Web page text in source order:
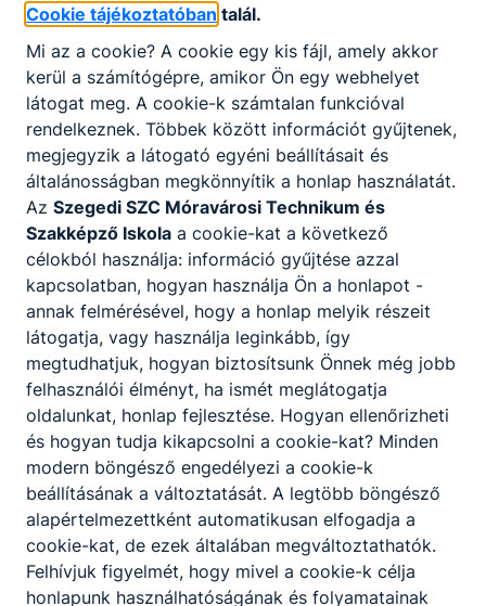
Cookie tájékoztatóban talál.
Mi az a cookie? A cookie egy kis fájl, amely akkor
kerül a számítógépre, amikor Ön egy webhelyet
látogat meg. A cookie-k számtalan funkcióval
rendelkeznek. Többek között információt gyűjtenek,
megjegyzik a látogató egyéni beállításait és
általánosságban megkönnyítik a honlap használatát.
Az Szegedi SZC Móravárosi Technikum és
Szakképző Iskola a cookie-kat a következő
célokból használja: információ gyűjtése azzal
kapcsolatban, hogyan használja Ön a honlapot -
annak felmérésével, hogy a honlap melyik részeit
látogatja, vagy használja leginkább, így
megtudhatjuk, hogyan biztosítsunk Önnek még jobb
felhasználói élményt, ha ismét meglátogatja
oldalunkat, honlap fejlesztése. Hogyan ellenőrizheti
és hogyan tudja kikapcsolni a cookie-kat? Minden
modern böngésző engedélyezi a cookie-k
beállításának a változtatását. A legtöbb böngésző
alapértelmezettként automatikusan elfogadja a
cookie-kat, de ezek általában megváltoztathatók.
Felhívjuk figyelmét, hogy mivel a cookie-k célja
honlapunk használhatóságának és folyamatainak